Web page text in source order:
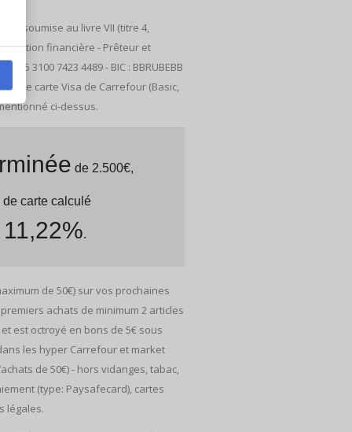
soumise au livre VII (titre 4,
financière - Prêteur et
3100 7423 4489 - BIC : BBRUBEBB
de carte Visa de Carrefour (Basic,
ci-dessus.
de 2.500€,
carte calculé
.
de 50€) sur vos prochaines
achats de minimum 2 articles
est octroyé en bons de 5€ sous
les hyper Carrefour et market
de 50€) - hors vidanges, tabac,
(type: Paysafecard), cartes
légales.